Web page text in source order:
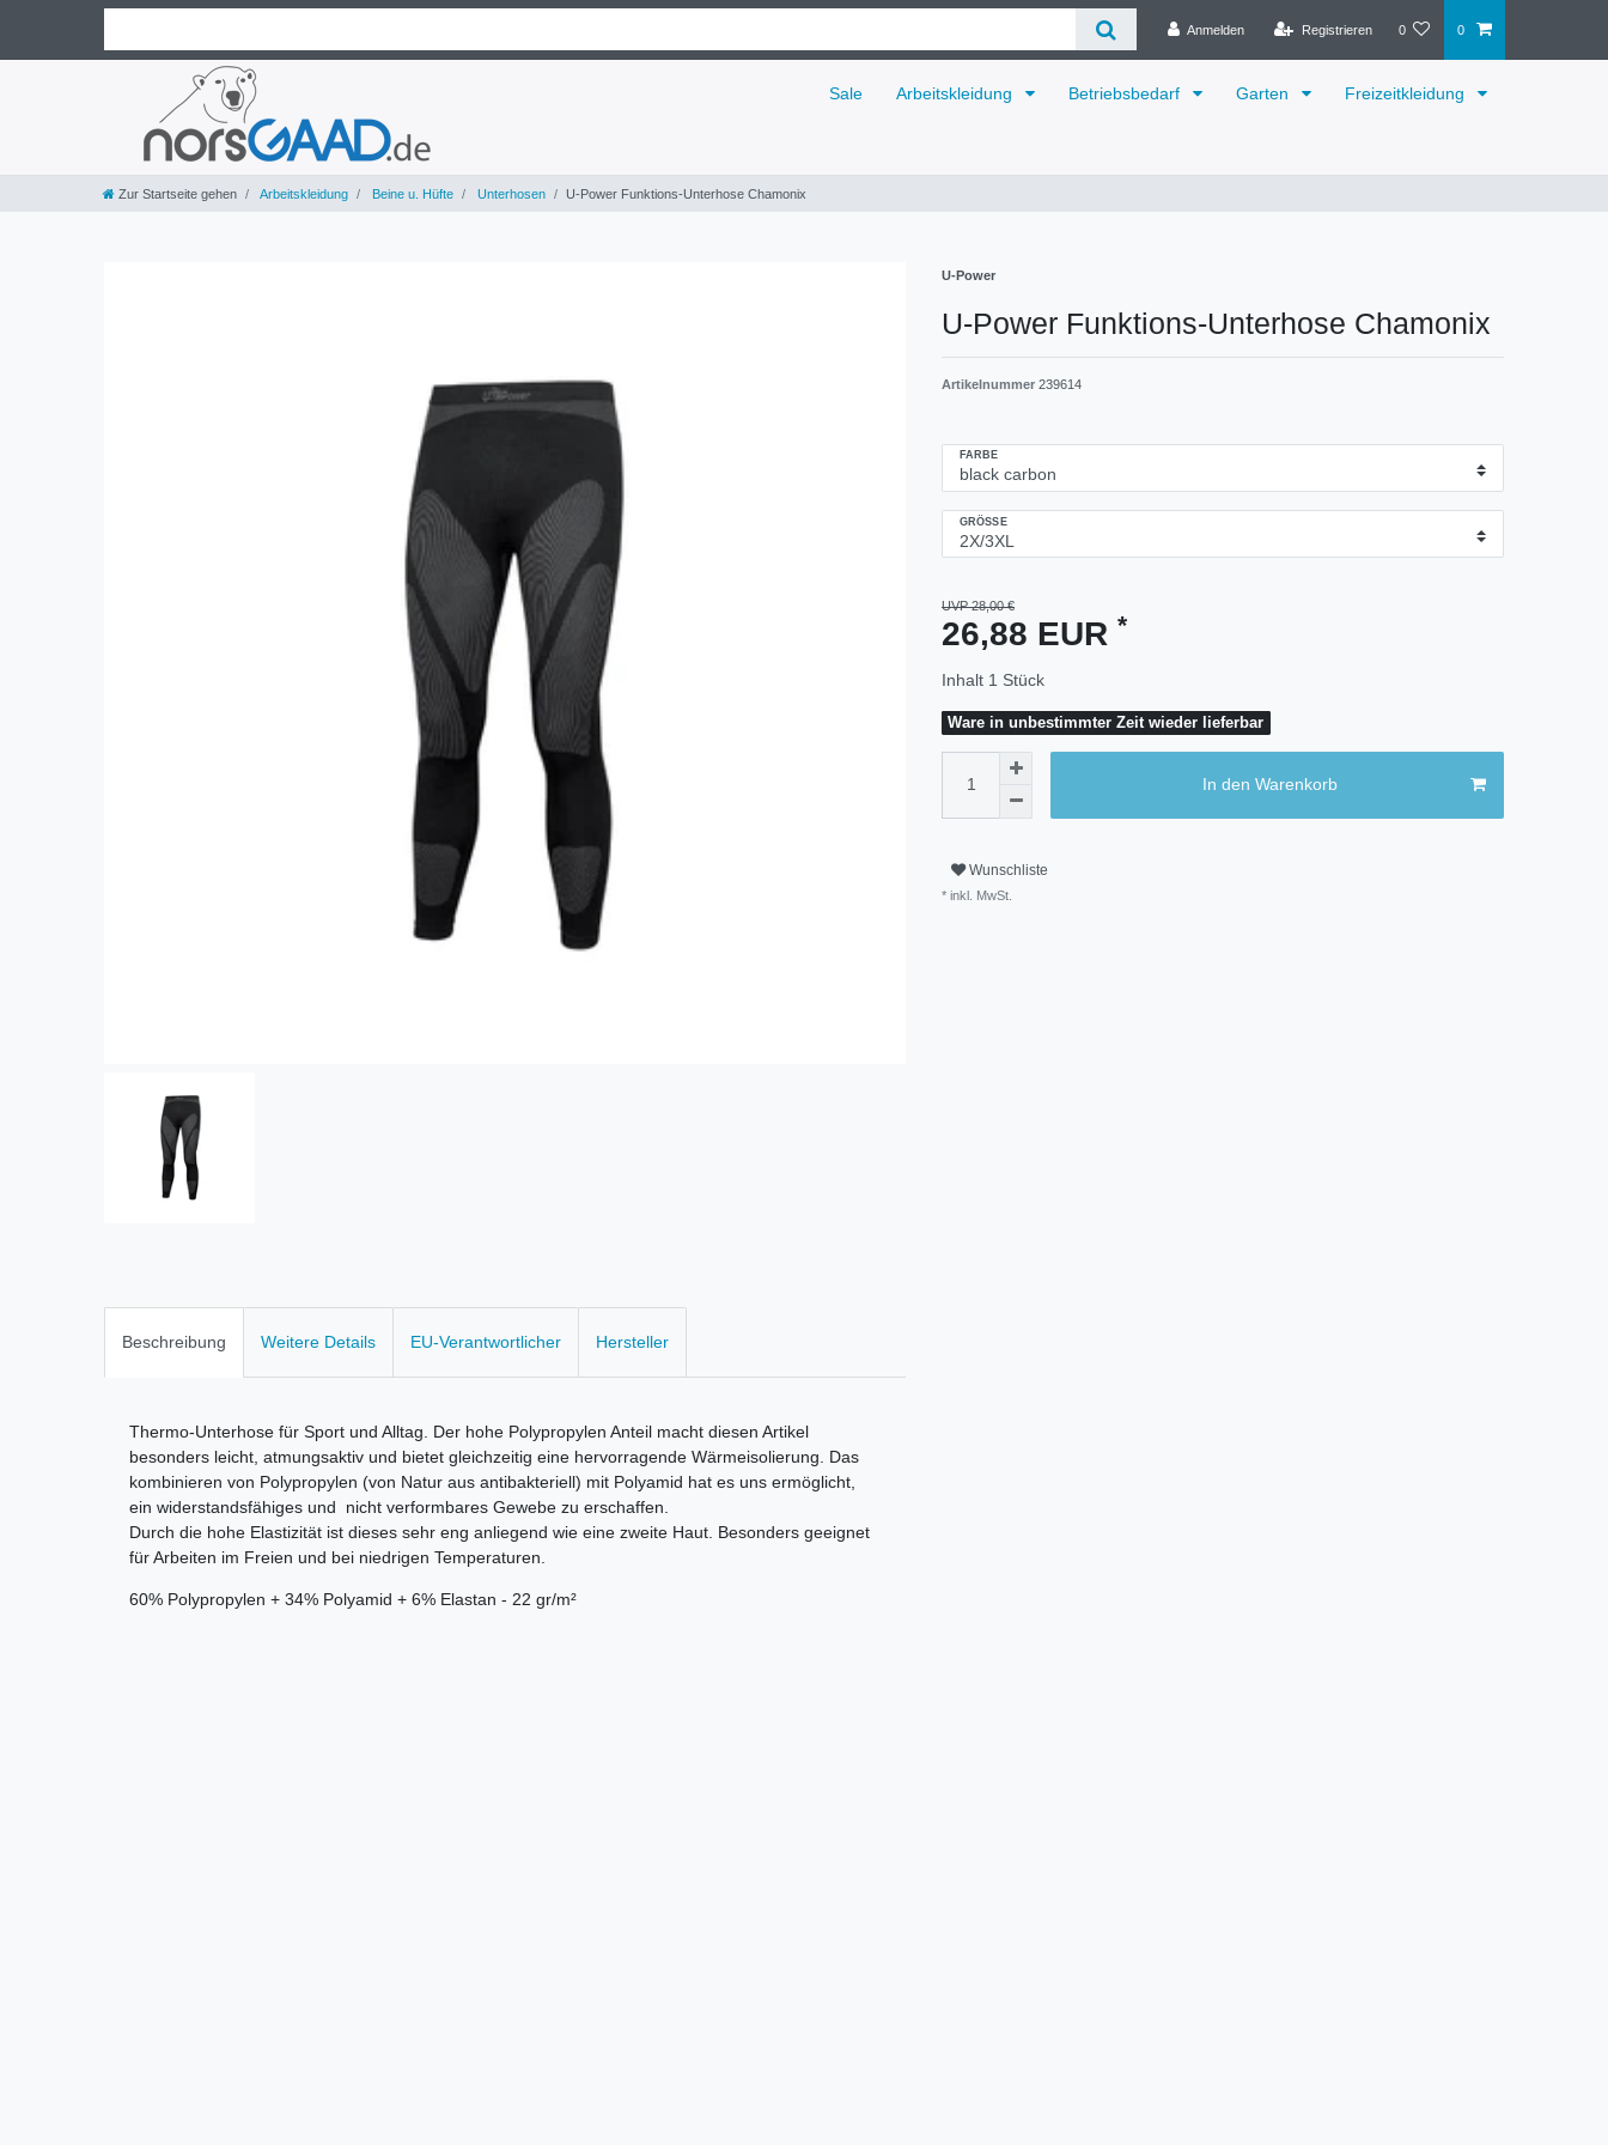
Anmelden Registrieren 0 0
Sale Arbeitskleidung Betriebsbedarf Garten Freizeitkleidung
Zur Startseite gehen Arbeitskleidung Beine u. Hüfte Unterhosen U-Power Funktions-Unterhose Chamonix
U-Power
U-Power Funktions-Unterhose Chamonix
Artikelnummer 239614
FARBE
GRÖSSE
UVP 28,00 €
26,88 EUR *
Inhalt 1 Stück
Ware in unbestimmter Zeit wieder lieferbar
In den Warenkorb
Wunschliste
* inkl. MwSt.
Beschreibung Weitere Details EU-Verantwortlicher Hersteller
Thermo-Unterhose für Sport und Alltag. Der hohe Polypropylen Anteil macht diesen Artikel
besonders leicht, atmungsaktiv und bietet gleichzeitig eine hervorragende Wärmeisolierung. Das
kombinieren von Polypropylen (von Natur aus antibakteriell) mit Polyamid hat es uns ermöglicht,
ein widerstandsfähiges und nicht verformbares Gewebe zu erschaffen.
Durch die hohe Elastizität ist dieses sehr eng anliegend wie eine zweite Haut. Besonders geeignet
für Arbeiten im Freien und bei niedrigen Temperaturen.
60% Polypropylen + 34% Polyamid + 6% Elastan - 22 gr/m²